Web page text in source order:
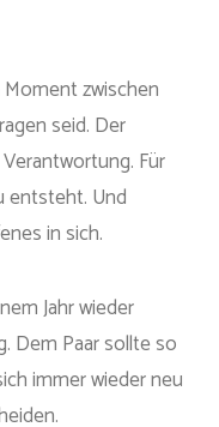
zwischen
seid. Der
Für
entsteht. Und
in sich.
Jahr wieder
Dem Paar sollte so
immer wieder neu